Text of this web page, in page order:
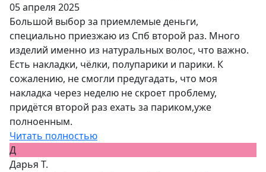
05 апреля 2025
Большой выбор за приемлемые деньги,
специально приезжаю из Спб второй раз. Много
изделий именно из натуральных волос, что важно.
Есть накладки, чёлки, полупарики и парики. К
сожалению, не смогли предугадать, что моя
накладка через неделю не скроет проблему,
придётся второй раз ехать за париком,уже
полноенным.
Читать полностью
Д
Дарья Т.